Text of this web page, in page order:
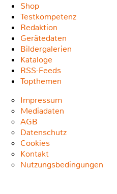
Shop
Testkompetenz
Redaktion
Gerätedaten
Bildergalerien
Kataloge
RSS-Feeds
Topthemen
Impressum
Mediadaten
AGB
Datenschutz
Cookies
Kontakt
Nutzungsbedingungen